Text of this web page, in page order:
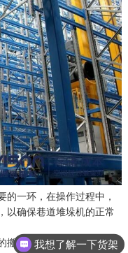
的一环，在操作过程中，
以确保巷道堆垛机的正常
搬运设备，所以我们想要
我想了解一下货架